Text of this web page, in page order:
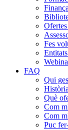
Fes
FAQ
Qui
Què
Com
Com
Puc